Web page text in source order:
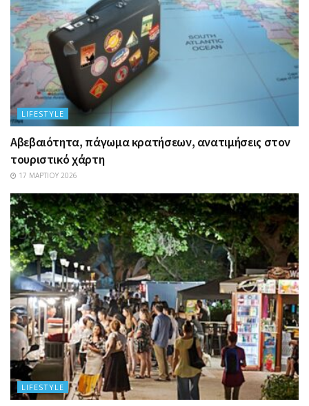
LIFESTYLE
Αβεβαιότητα, πάγωμα κρατήσεων, ανατιμήσεις στον
τουριστικό χάρτη
17 ΜΑΡΤΊΟΥ 2026
LIFESTYLE